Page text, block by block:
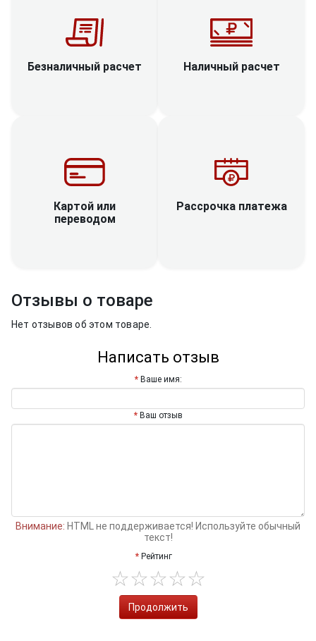
Безналичный расчет Наличный расчет
Картой или
переводом
Рассрочка платежа
Отзывы о товаре
Нет отзывов об этом товаре.
Написать отзыв
Ваше имя:
Ваш отзыв
Внимание: HTML не поддерживается! Используйте обычный
текст!
Рейтинг
Продолжить